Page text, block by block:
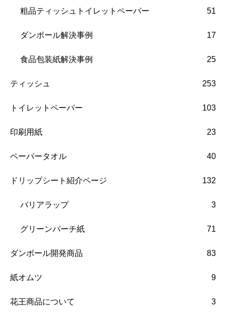
粗品ティッシュトイレットペーパー 51
ダンボール解決事例 17
食品包装紙解決事例 25
ティッシュ 253
トイレットペーパー 103
印刷用紙 23
ペーパータオル 40
ドリップシート紹介ページ 132
バリアラップ 3
グリーンパーチ紙 71
ダンボール開発商品 83
紙オムツ 9
花王商品について 3